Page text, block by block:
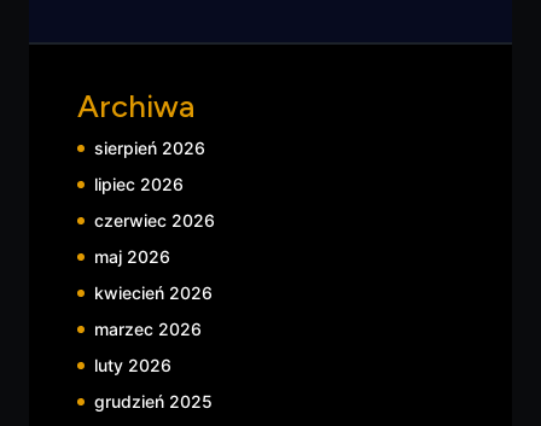
Archiwa
sierpień 2026
lipiec 2026
czerwiec 2026
maj 2026
kwiecień 2026
marzec 2026
luty 2026
grudzień 2025